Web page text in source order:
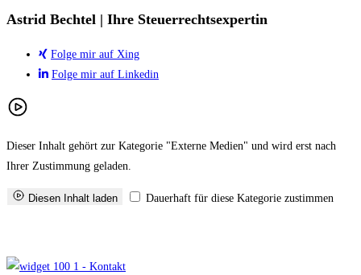
Astrid Bechtel | Ihre Steuerrechtsexpertin
Folge mir auf Xing
Folge mir auf Linkedin
Dieser Inhalt gehört zur Kategorie "Externe Medien" und wird erst nach
Ihrer Zustimmung geladen.
Diesen Inhalt laden Dauerhaft für diese Kategorie zustimmen